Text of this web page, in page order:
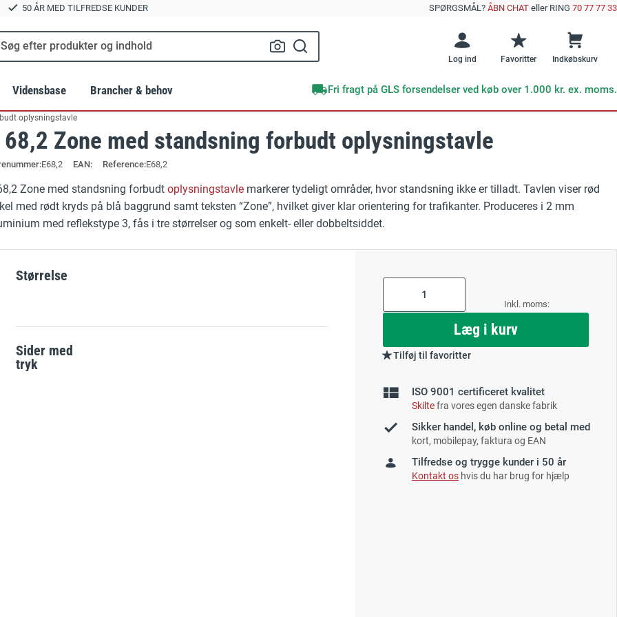
50 ÅR MED TILFREDSE KUNDER SPØRGSMÅL? ÅBN CHATeller RING 70 77 77 33
Log ind Favoritter Indkøbskurv
BR18 Brandskilte
Byggepladsskilte
Hold afstand og smitte værnemidler
Relaterede emner
Hvorfor vælge efterlysende skilte?
GRATIS EBOG: Undgå disse 10 kritiske fejl ved sikkerhedsskiltning
GRATIS E-BOG
kritiske fejl med
Læs mere
Vidensbase
Standarder
Grafiske services
Brands
Supernova+
Brancher & behov
Landbrug
Byggeri og anlæg
Transport
Offentlig sektor
Veje og vejarbejde
Skibe og færger
Fri fragt på GLS forsendelser ved køb over 1.000 kr. ex. moms.
oplysningstavle
68,2 Zone med standsning forbudt oplysningstavle
E68,2 EAN: Reference:E68,2
Zone med standsning forbudt oplysningstavle markerer tydeligt områder, hvor standsning ikke er tilladt. Tavlen viser rød
med rødt kryds på blå baggrund samt teksten “Zone”, hvilket giver klar orientering for trafikanter. Produceres i 2 mm
med reflekstype 3, fås i tre størrelser og som enkelt- eller dobbeltsiddet.
Størrelse
Sider med
tryk
low
Læg i kurv
Tilføj til favoritter
ISO 9001 certificeret kvalitet
Skiltefra vores egen danske fabrik
Sikker handel, køb online og betal med
kort, mobilepay, faktura og EAN
Tilfredse og trygge kunder i 50 år
Kontakt os hvis du har brug for hjælp